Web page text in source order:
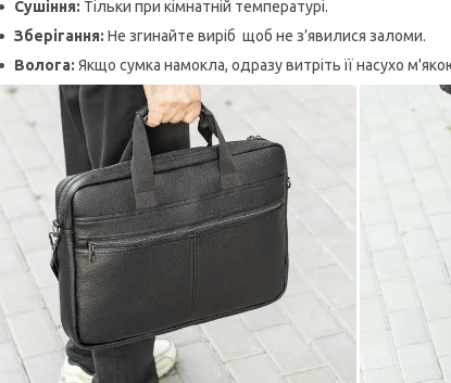
Сушіння: Тільки при кімнатній температурі.
Зберігання: Не згинайте виріб щоб не з’явилися заломи.
Волога: Якщо сумка намокла, одразу витріть її насухо